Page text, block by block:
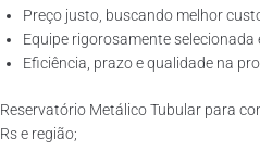
Preço justo, buscando melhor
Equipe rigorosamente selecionada
Eficiência, prazo e qualidade na
Reservatório Metálico Tubular para
Rs e região;